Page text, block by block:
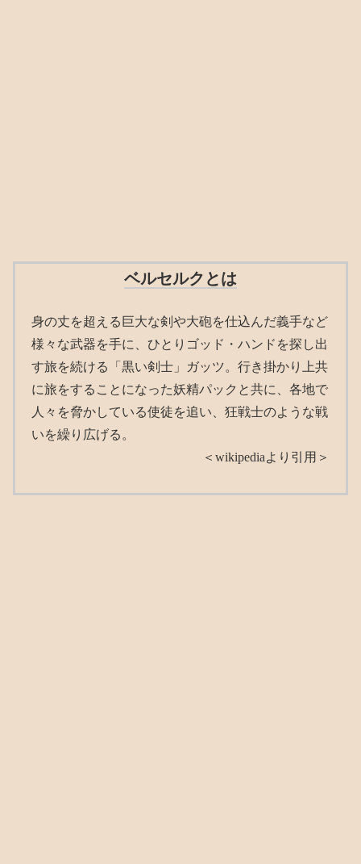
ベルセルクとは
身の丈を超える巨大な剣や大砲を仕込んだ義手など
様々な武器を手に、ひとりゴッド・ハンドを探し出
す旅を続ける「黒い剣士」ガッツ。行き掛かり上共
に旅をすることになった妖精パックと共に、各地で
人々を脅かしている使徒を追い、狂戦士のような戦
いを繰り広げる。
＜wikipediaより引用＞